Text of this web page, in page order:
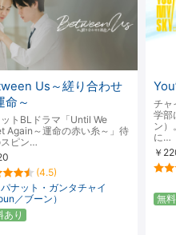
Us～縒り合わせ
命～
トBLドラマ「Until We
Again～運命の赤い糸～」待
ピン…
(4.5)
ナット・ガンタチャイ
／ブーン）
あり
チャ
学部
ン）
に…
￥
無